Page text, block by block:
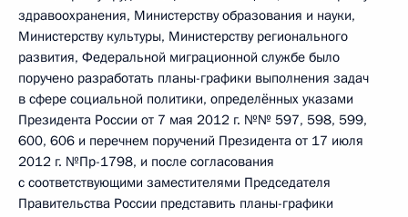
здравоохранения, Министерству образования и науки,
Министерству культуры, Министерству регионального
развития, Федеральной миграционной службе было
поручено разработать планы-графики выполнения задач
в сфере социальной политики, определённых указами
Президента России от 7 мая 2012 г. №№ 597, 598, 599,
600, 606 и перечнем поручений Президента от 17 июля
2012 г. №Пр-1798, и после согласования
с соответствующими заместителями Председателя
Правительства России представить планы-графики